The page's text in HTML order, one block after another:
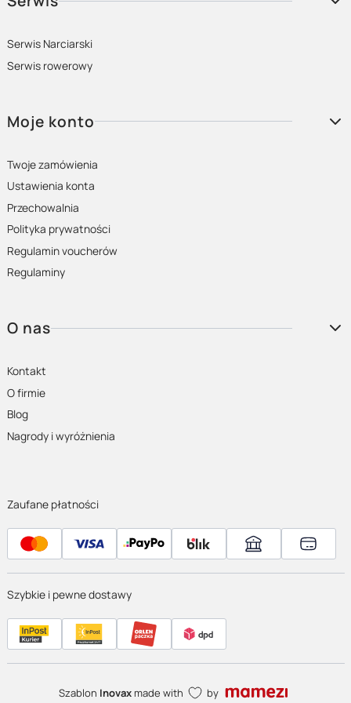
Serwis Narciarski
Serwis rowerowy
Moje konto
Twoje zamówienia
Ustawienia konta
Przechowalnia
Polityka prywatności
Regulamin voucherów
Regulaminy
O nas
Kontakt
O firmie
Blog
Nagrody i wyróżnienia
Zaufane płatności
Szybkie i pewne dostawy
Szablon Inovax made with by